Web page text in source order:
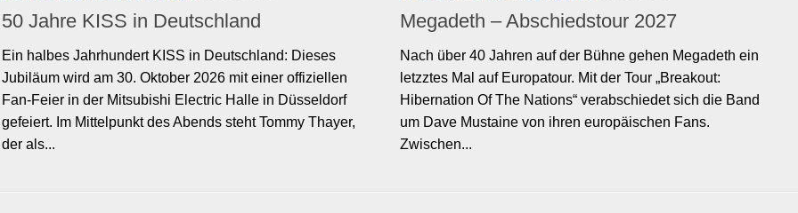
50 Jahre KISS in Deutschland
Ein halbes Jahrhundert KISS in Deutschland: Dieses
Jubiläum wird am 30. Oktober 2026 mit einer offiziellen
Fan-Feier in der Mitsubishi Electric Halle in Düsseldorf
gefeiert. Im Mittelpunkt des Abends steht Tommy Thayer,
der als...
Megadeth – Abschiedstour 2027
Nach über 40 Jahren auf der Bühne gehen Megadeth ein
letzztes Mal auf Europatour. Mit der Tour „Breakout:
Hibernation Of The Nations“ verabschiedet sich die Band
um Dave Mustaine von ihren europäischen Fans.
Zwischen...